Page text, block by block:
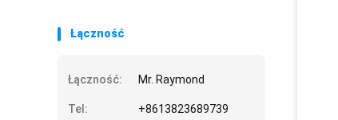
Łączność
Łączność: Mr. Raymond
Tel: +8613823689739